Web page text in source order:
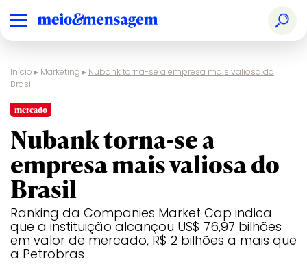
Início ▸ Marketing ▸ Nubank torna-se a empresa mais valiosa do
Brasil
mercado
Nubank torna-se a
empresa mais valiosa do
Brasil
Ranking da Companies Market Cap indica
que a instituição alcançou US$ 76,97 bilhões
em valor de mercado, R$ 2 bilhões a mais que
a Petrobras